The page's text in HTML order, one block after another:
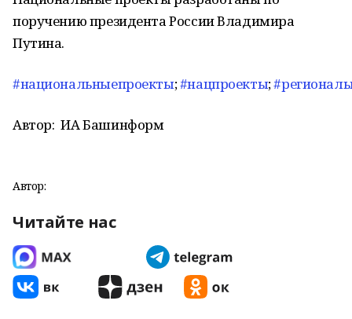
поручению президента России Владимира
Путина.
#национальныепроекты;#нацпроекты;
Автор: ИА Башинформ
Автор:
Читайте нас